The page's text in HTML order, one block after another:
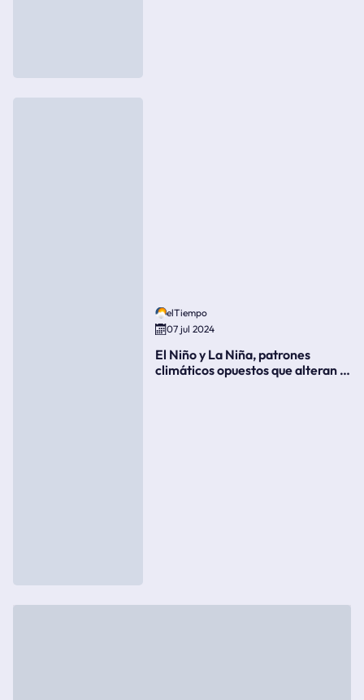
elTiempo
07 jul 2024
El Niño y La Niña, patrones
climáticos opuestos que alteran la